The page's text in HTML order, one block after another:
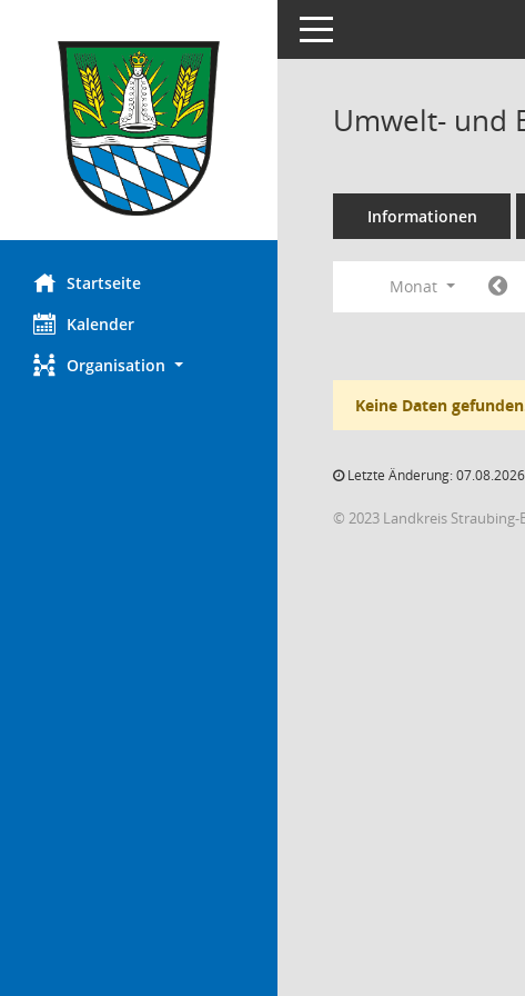
Startseite
Kalender
Organisation
Toggle navigation
Umwelt- und
Informationen
Monat
Keine Daten
Letzte Änderung:
© 2023 Landkreis Straubing-